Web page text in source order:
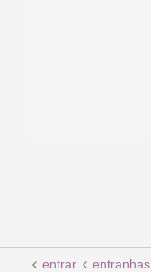
entrar entranhas